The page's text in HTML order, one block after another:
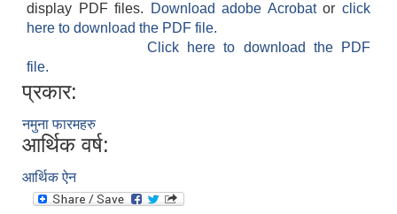
display PDF files.
Download adobe Acrobatorclick
here to download the PDF file.
Click here to download the PDF
file.
प्रकार:
नमुना फारमहरु
आर्थिक वर्ष:
आर्थिक ऐन